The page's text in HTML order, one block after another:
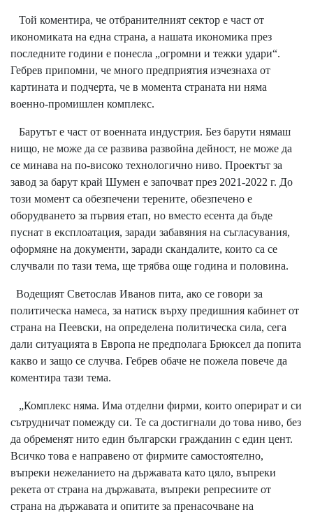
Той коментира, че отбранителният сектор е част от
икономиката на една страна, а нашата икономика през
последните години е понесла „огромни и тежки удари“.
Гебрев припомни, че много предприятия изчезнаха от
картината и подчерта, че в момента страната ни няма
военно-промишлен комплекс.
Барутът е част от военната индустрия. Без барути нямаш
нищо, не може да се развива развойна дейност, не може да
се минава на по-високо технологично ниво. Проектът за
завод за барут край Шумен е започват през 2021-2022 г. До
този момент са обезпечени терените, обезпечено е
оборудването за първия етап, но вместо есента да бъде
пуснат в експлоатация, заради забавяния на съгласувания,
оформяне на документи, заради скандалите, които са се
случвали по тази тема, ще трябва още година и половина.
Водещият Светослав Иванов пита, ако се говори за
политическа намеса, за натиск върху предишния кабинет от
страна на Пеевски, на определена политическа сила, сега
дали ситуацията в Европа не предполага Брюксел да попита
какво и защо се случва. Гебрев обаче не пожела повече да
коментира тази тема.
„Комплекс няма. Има отделни фирми, които оперират и си
сътрудничат помежду си. Те са достигнали до това ниво, без
да обременят нито един български гражданин с един цент.
Всичко това е направено от фирмите самостоятелно,
въпреки нежеланието на държавата като цяло, въпреки
рекета от страна на държавата, въпреки репресиите от
страна на държавата и опитите за пренасочване на